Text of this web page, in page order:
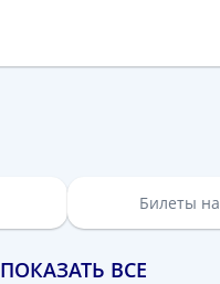
Билеты на
ПОКАЗАТЬ ВСЕ